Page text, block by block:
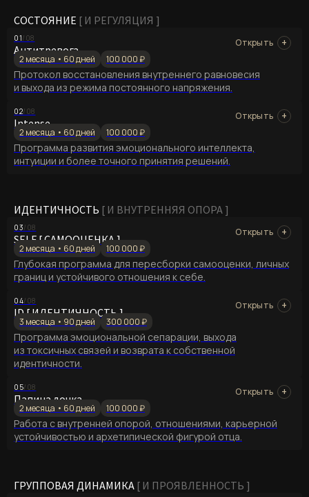
СОСТОЯНИЕ [ И РЕГУЛЯЦИЯ ]
01/08
Антитревога
2 месяца • 60 дней 100 000 ₽
Протокол восстановления внутреннего равновесия
и выхода из режима постоянного напряжения.
02/08
Intense
2 месяца • 60 дней 100 000 ₽
Программа развития эмоционального интеллекта,
интуиции и более точного принятия решений.
ИДЕНТИЧНОСТЬ [ И ВНУТРЕННЯЯ ОПОРА ]
03/08
SELF [ САМООЦЕНКА ]
2 месяца • 60 дней 100 000 ₽
Глубокая программа для пересборки самооценки, личных
границ и устойчивого отношения к себе.
04/08
ID [ ИДЕНТИЧНОСТЬ ]
3 месяца • 90 дней 300 000 ₽
Программа эмоциональной сепарации, выхода
из токсичных связей и возврата к собственной
идентичности.
05/08
Папина дочка
2 месяца • 60 дней 100 000 ₽
Работа с внутренней опорой, отношениями, карьерной
устойчивостью и архетипической фигурой отца.
ГРУППОВАЯ ДИНАМИКА [ И ПРОЯВЛЕННОСТЬ ]